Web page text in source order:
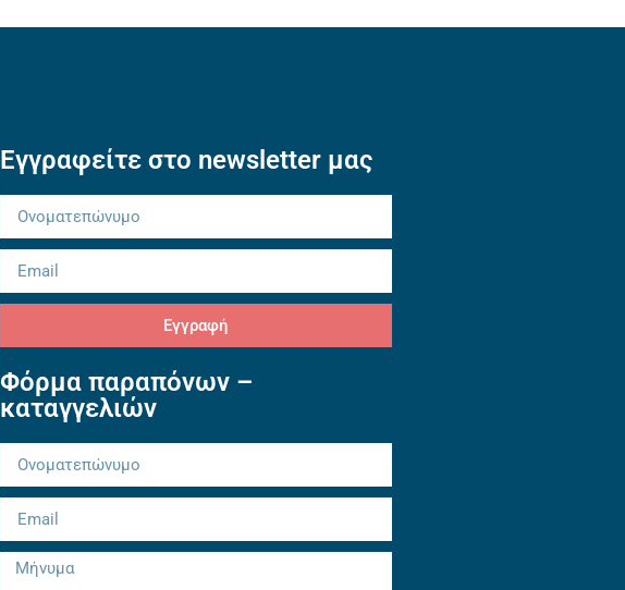
Εγγραφείτε στο newsletter μας
Εγγραφή
Φόρμα παραπόνων –
καταγγελιών